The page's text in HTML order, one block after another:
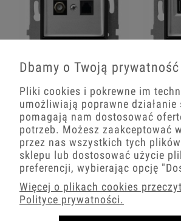
Gniazdo Rj45/Tv(F) Bez Ramki Ospel
Aria Srebrny/Czarny
51,59 zł
− +
Moduł
Głośnikowy
52,92 zł
−
Dbamy o Twoją prywatność
Pliki cookies i pokrewne im
umożliwiają poprawne działanie
pomagają nam dostosować
potrzeb. Możesz zaakceptować
przez nas wszystkich tych
sklepu lub dostosować użycie
preferencji, wybierając opcję
Więcej o plikach cookies
Polityce prywatności.